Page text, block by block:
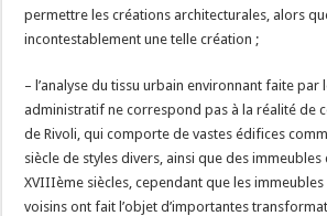
permettre les créations architecturales, alors
incontestablement une telle création ;
– l’analyse du tissu urbain environnant faite par
administratif ne correspond pas à la réalité de
de Rivoli, qui comporte de vastes édifices
siècle de styles divers, ainsi que des immeubles
XVIIIème siècles, cependant que les immeubles
voisins ont fait l’objet d’importantes